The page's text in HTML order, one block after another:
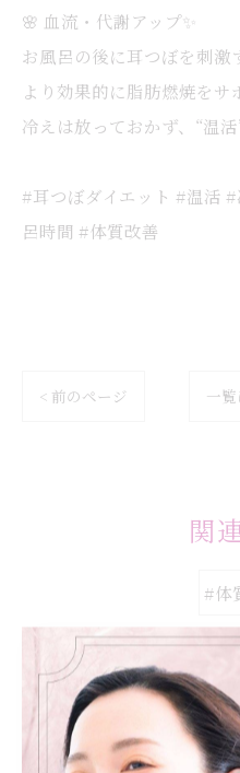
🌸 血流・代謝アップ✨
お風呂の後に耳つぼを刺激
より効果的に脂肪燃焼をサ
冷えは放っておかず、“温
#耳つぼダイエット #温活
呂時間 #体質改善
< 前のページ 一
関
#体
カテゴリ